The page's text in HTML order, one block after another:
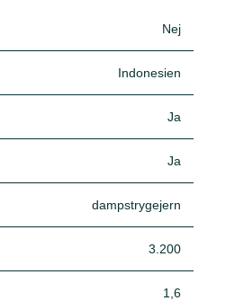
Nej
Indonesien
Ja
Ja
dampstrygejern
3.200
1,6